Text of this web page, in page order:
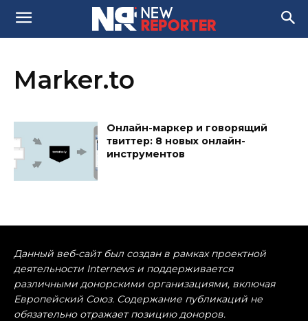
Marker.to
Онлайн-маркер и говорящий
твиттер: 8 новых онлайн-
инструментов
Данный веб-сайт был создан в рамках проектной
деятельности Internews и поддерживается
различными донорскими организациями, включая
Европейский Союз. Содержание публикаций не
обязательно отражает позицию доноров.